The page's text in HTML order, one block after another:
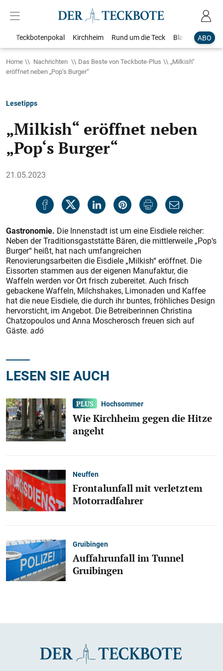
ABO
Teckbotenpokal Kirchheim Rund um die Teck Blaulicht
Home Nachrichten Das Beste von Teckbote-Plus
„Milkish“
eröffnet neben „Pop‘s Burger“
Lesetipps
„Milkish“ eröffnet neben
„Pop‘s Burger“
21.05.2023
Gastronomie. Die Innenstadt ist um eine Eisdiele reicher:
Neben der Traditionsgaststätte Bären, die mittlerweile „Pop‘s
Burger“ heißt, hat nach umfangreichen
Renovierungsarbeiten die Eisdiele „Milkish“ eröffnet. Die
Eissorten stammen aus der eigenen Manufaktur, die
Waffeln werden vor Ort frisch zubereitet. Auch frisch
gebackene Waffeln, Milchshakes, Limonaden und Kaffee
hat die neue Eisdiele, die durch ihr buntes, fröhliches Design
hervorsticht, im Angebot. Die Betreiberinnen Christina
Chatzopoulos und Anna Moscherosch freuen sich auf
Gäste. adö
LESEN SIE AUCH
Hochsommer
Wie Kirchheim gegen die Hitze
angeht
Neuffen
Frontalunfall mit verletztem
Motorradfahrer
Gruibingen
Auffahrunfall im Tunnel
Gruibingen